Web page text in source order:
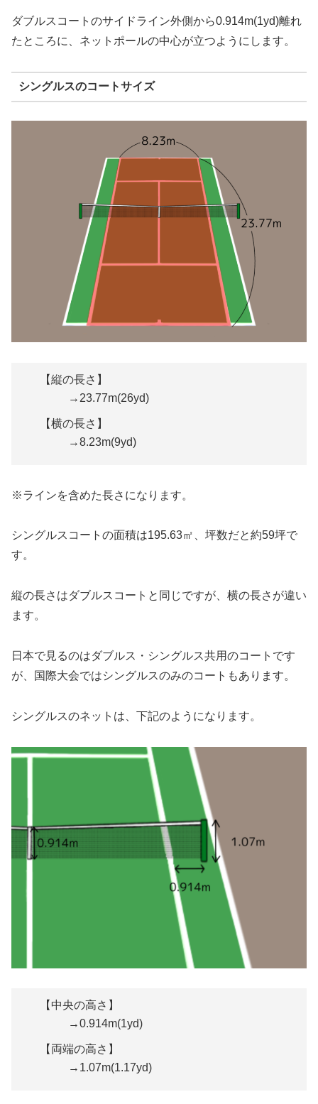
ダブルスコートのサイドライン外側から0.914m(1yd)離れ
たところに、ネットポールの中心が立つようにします。
シングルスのコートサイズ
【縦の長さ】
→23.77m(26yd)
【横の長さ】
→8.23m(9yd)
※ラインを含めた長さになります。
シングルスコートの面積は195.63㎡、坪数だと約59坪で
す。
縦の長さはダブルスコートと同じですが、横の長さが違い
ます。
日本で見るのはダブルス・シングルス共用のコートです
が、国際大会ではシングルスのみのコートもあります。
シングルスのネットは、下記のようになります。
【中央の高さ】
→0.914m(1yd)
【両端の高さ】
→1.07m(1.17yd)